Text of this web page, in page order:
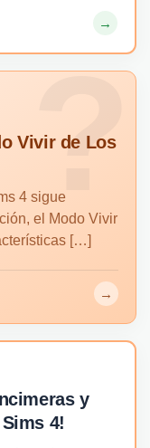
→
Vivir de Los
4 sigue
el Modo Vivir
[…]
→
y
4!